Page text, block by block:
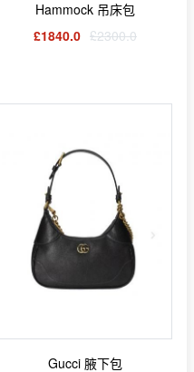
Hammock 吊床包
£1840.0 £2300.0
Gucci 腋下包